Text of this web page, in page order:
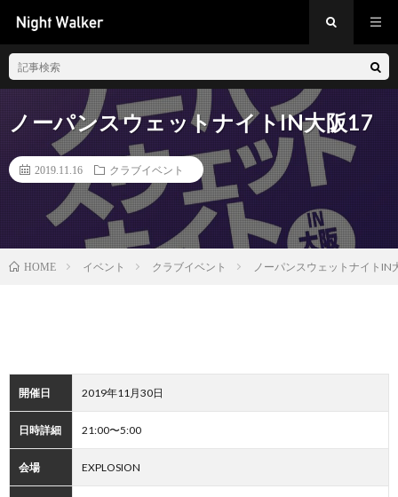
ノーパンスウェットナイトIN大阪17
2019.11.16 クラブイベント
HOME イベント クラブイベント ノーパンスウェットナイトIN
開催日 2019年11月30日
日時詳細 21:00〜5:00
会場 EXPLOSION